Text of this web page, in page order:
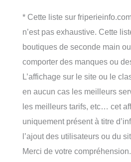
* Cette liste sur
n’est pas exhaustive. Cette
boutiques de seconde main
comporter des manques ou
L’affichage sur le site ou le
en aucun cas les meilleurs
les meilleurs tarifs, etc… cet
uniquement présent à titre
l’ajout des utilisateurs ou du
Merci de votre compréhension.